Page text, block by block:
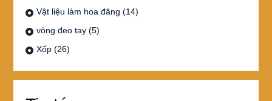
Vật liệu làm hoa đăng (14)
vòng đeo tay (5)
Xốp (26)